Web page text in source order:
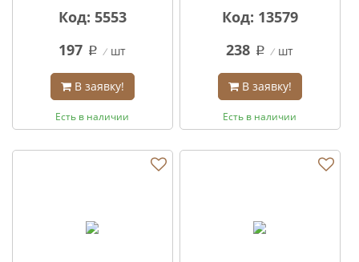
Код: 5553
197 q шт
В заявку!
Есть в наличии
Код: 13579
238 q шт
В заявку!
Есть в наличии